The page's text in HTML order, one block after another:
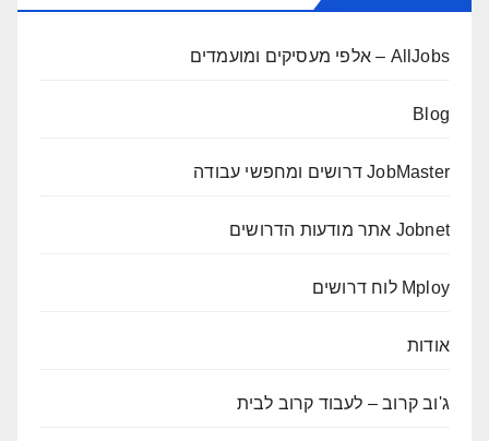
AllJobs – אלפי מעסיקים ומועמדים
Blog
JobMaster דרושים ומחפשי עבודה
Jobnet אתר מודעות הדרושים
Mploy לוח דרושים
אודות
ג'וב קרוב – לעבוד קרוב לבית